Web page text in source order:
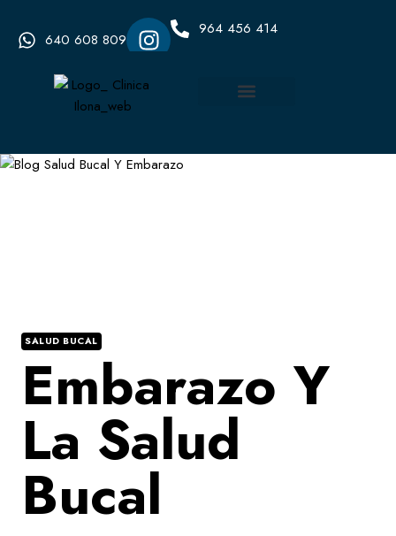
640 608 809
964 456 414
SALUD BUCAL
Embarazo Y
La Salud
Bucal